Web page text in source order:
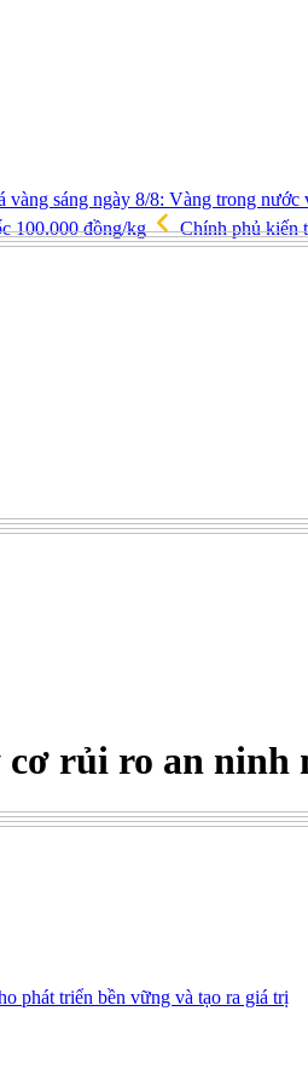
vàng sáng ngày 8/8: Vàng trong nước
100.000 đồng/kg Chính phủ kiến
rủi ro an ninh
phát triển bền vững và tạo ra giá trị